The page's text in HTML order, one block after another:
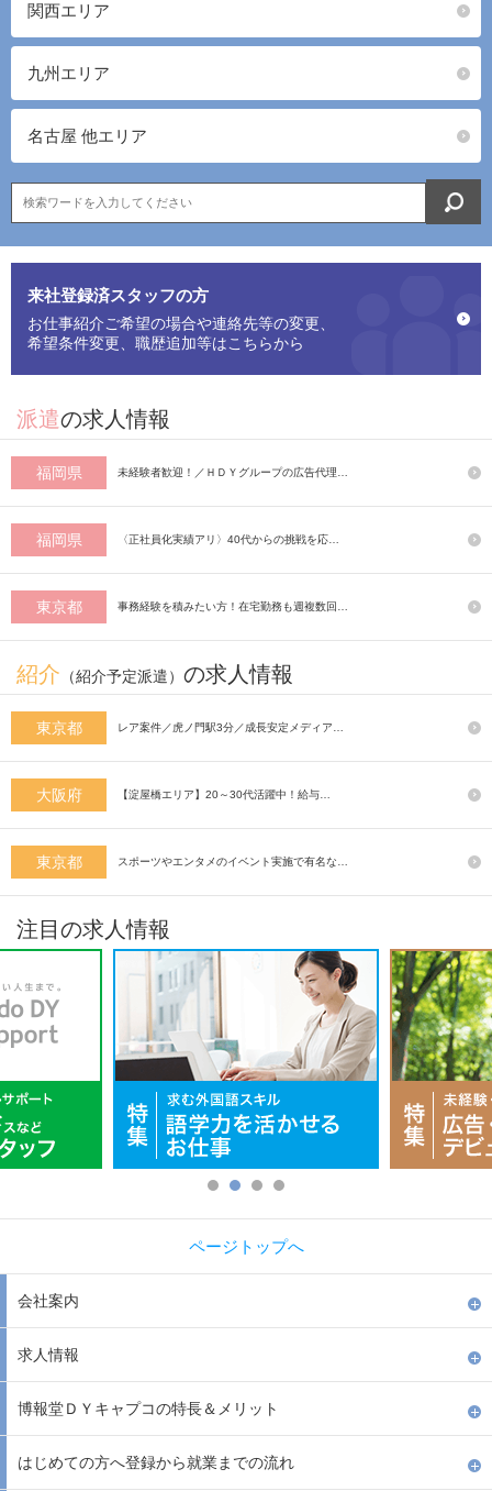
関西エリア
九州エリア
名古屋 他エリア
来社登録済スタッフの方
お仕事紹介ご希望の場合や連絡先等の変更、
希望条件変更、職歴追加等はこちらから
派遣の求人情報
福岡県 未経験者歓迎！／ＨＤＹグループの広告代理…
福岡県 〈正社員化実績アリ〉40代からの挑戦を応…
東京都 事務経験を積みたい方！在宅勤務も週複数回…
紹介 （紹介予定派遣） の求人情報
東京都 レア案件／虎ノ門駅3分／成長安定メディア…
大阪府 【淀屋橋エリア】20～30代活躍中！給与…
東京都 スポーツやエンタメのイベント実施で有名な…
注目の求人情報
ページトップへ
会社案内
求人情報
博報堂ＤＹキャプコの特長＆メリット
はじめての方へ登録から就業までの流れ